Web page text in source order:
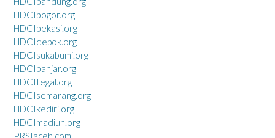
HDCIbogor.org
HDCIbekasi.org
HDCIdepok.org
HDCIsukabumi.org
HDCIbanjar.org
HDCItegal.org
HDCIsemarang.org
HDCIkediri.org
HDCImadiun.org
PRSIaceh.com